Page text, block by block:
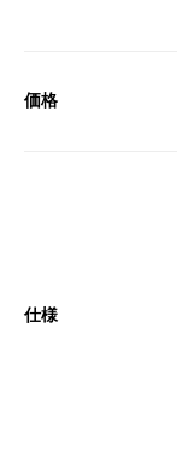
価格
仕様